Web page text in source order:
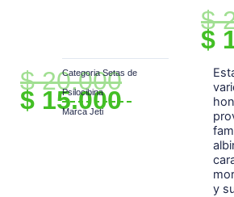
$20.000
El
precio
original
$ 15.000
El
precio
actual
Categoria Setas de
Psilocibina
Marca Jeti
$
El
$
$
El
es:
$
y